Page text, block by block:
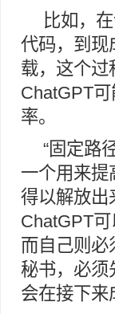
比如，
代码，到现
载，这个过
ChatGPT
率。
“固定路
一个用来提
得以解放出
ChatGPT
而自己则必
秘书，必须
会在接下来